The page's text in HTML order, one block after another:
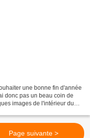
une bonne fin d'année
donc pas un beau coin de
images de l'intérieur du
Page suivante >